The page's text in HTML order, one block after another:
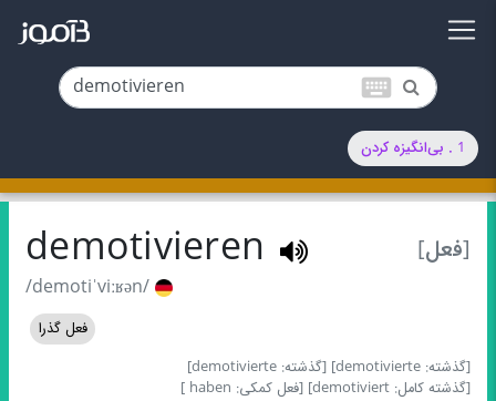
keyboard
1 . بی‌انگیزه‌ کردن
[فعل] demotivieren
/demotiˈviːʁən/
فعل گذرا
[گذشته: demotivierte]
[گذشته: demotivierte]
[گذشته کامل: demotiviert]
[فعل کمکی: haben ]